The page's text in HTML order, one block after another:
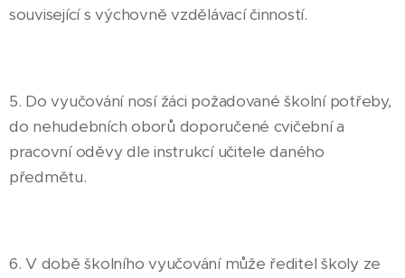
související s výchovně vzdělávací činností.
5. Do vyučování nosí žáci požadované školní potřeby,
do nehudebních oborů doporučené cvičební a
pracovní oděvy dle instrukcí učitele daného
předmětu.
6. V době školního vyučování může ředitel školy ze